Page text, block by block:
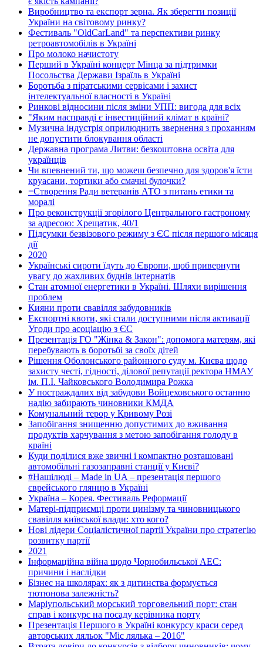
Виробництво та експорт зерна. Як зберегти позиції
України на світовому ринку?
Фестиваль "OldCarLand" та перспективи ринку
ретроавтомобілів в Україні
Про молоко начистоту
Перший в Україні концерт Мінца за підтримки
Посольства Держави Ізраїль в Україні
Боротьба з піратськими сервісами і захист
інтелектуальної власності в Україні
Ринкові відносини після зміни УПП: вигода для всіх
"Яким насправді є інвестиційний клімат в країні?
Музична індустрія оприлюднить звернення з проханням
не допустити блокування області
Державна програма Литви: безкоштовна освіта для
українців
Чи впевнений ти, що можеш безпечно для здоров'я їсти
круасани, тортики або смачні булочки?
=Створення Ради ветеранів АТО з питань етики та
моралі
Про реконструкції згорілого Центрального гастроному
за адресою: Хрещатик, 40/1
Підсумки безвізового режиму з ЄС після першого місяця
дії
2020
Українські сироти їдуть до Європи, щоб привернути
увагу до жахливих буднів інтернатів
Стан атомної енергетики в Україні. Шляхи вирішення
проблем
Кияни проти свавілля забудовників
Експортні квоти, які стали доступними після активації
Угоди про асоціацію з ЄС
Презентація ГО "Жінка & Закон": допомога матерям, які
перебувають в боротьбі за своїх дітей
Рішення Оболонського районного суду м. Києва щодо
захисту честі, гідності, ділової репутації ректора НМАУ
ім. П.І. Чайковського Володимира Рожка
У постраждалих від забудови Войцеховського останню
надію забирають чиновники КМДА
Комунальний терор у Кривому Розі
Запобігання знищенню допустимих до вживання
продуктів харчування з метою запобігання голоду в
країні
Куди поділися вже звичні і компактно розташовані
автомобільні газозаправні станції у Києві?
#Нашілюді – Made in UA – презентація першого
єврейського глянцю в Україні
Україна – Корея. Фестиваль Реформації
Матері-підприємці проти цинізму та чиновницького
свавілля київської влади: хто кого?
Нові лідери Соціалістичної партії України про стратегію
розвитку партії
2021
Інформаційна війна щодо Чорнобильської АЕС:
причини і наслідки
Бізнес на школярах: як з дитинства формується
тютюнова залежність?
Маріупольський морський торговельний порт: стан
справ і конкурс на посаду керівника порту
Презентація Першого в Україні конкурсу краси серед
авторських ляльок "Міс лялька – 2016"